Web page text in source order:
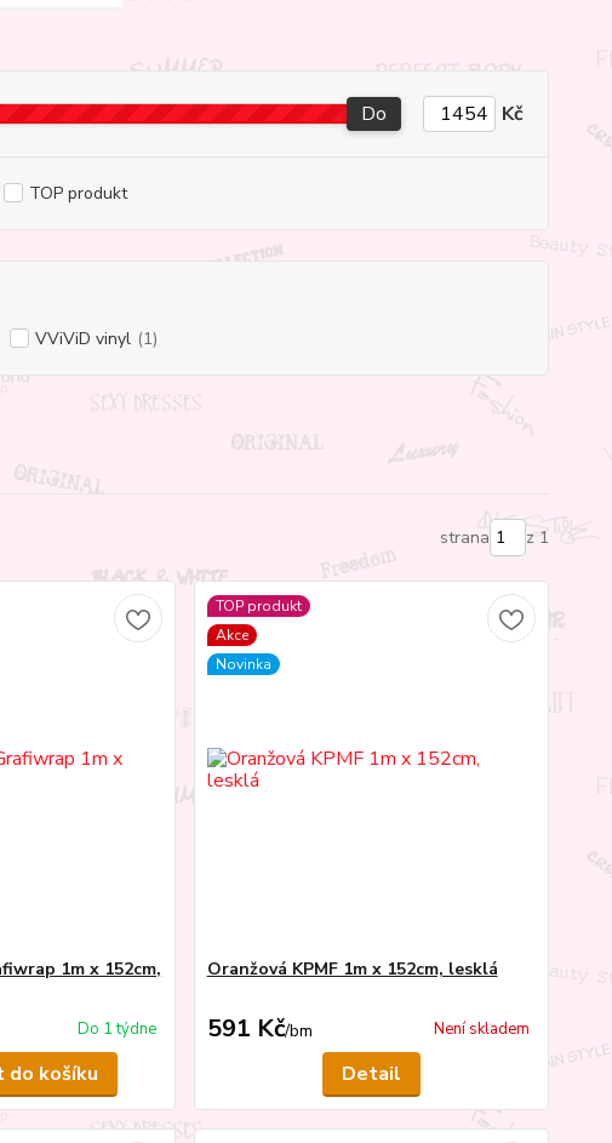
Do Kč
TOP produkt
VViViD vinyl (1)
strana z 1
1m x 152cm,
Do 1 týdne
do košíku
TOP produkt
Akce
Novinka
Oranžová KPMF 1m x 152cm, lesklá
591 Kč/bm Není skladem
Detail